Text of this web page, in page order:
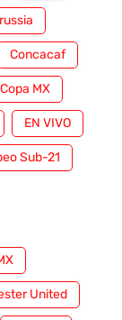
Concacaf
Copa MX
EN VIVO
Sub-21
United